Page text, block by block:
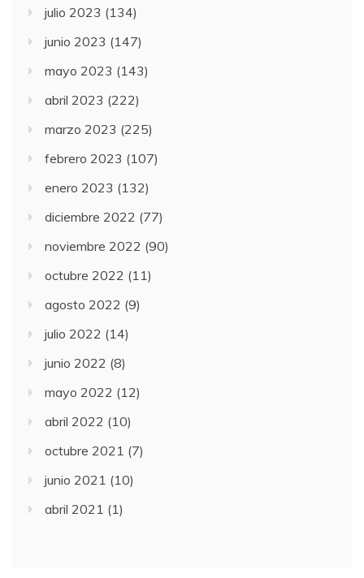
julio 2023 (134)
junio 2023 (147)
mayo 2023 (143)
abril 2023 (222)
marzo 2023 (225)
febrero 2023 (107)
enero 2023 (132)
diciembre 2022 (77)
noviembre 2022 (90)
octubre 2022 (11)
agosto 2022 (9)
julio 2022 (14)
junio 2022 (8)
mayo 2022 (12)
abril 2022 (10)
octubre 2021 (7)
junio 2021 (10)
abril 2021 (1)